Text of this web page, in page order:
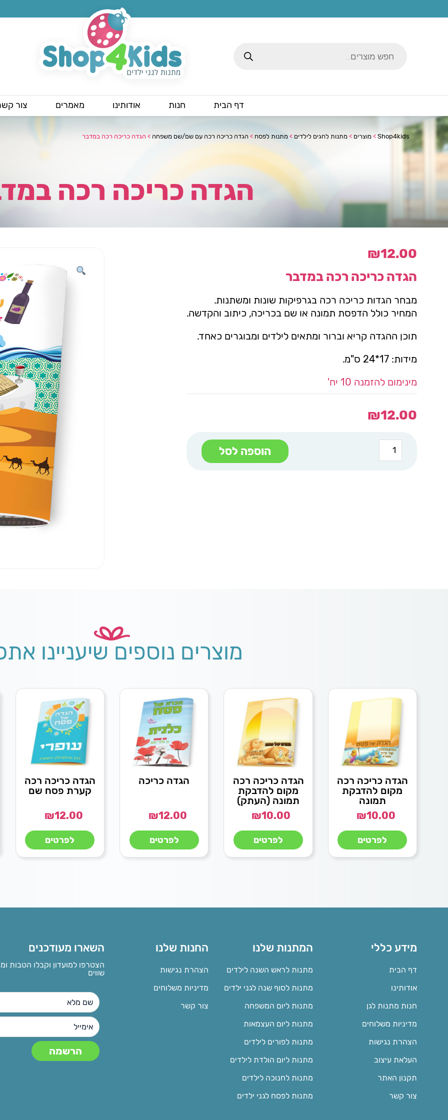
search
דף הבית חנות אודותינו מאמרים צור
Shop4kids
> מוצרים > מתנות לחגים לילדים > מתנות לפסח > הגדה כריכה רכה עם שם/שם משפחה > הגדה כריכה רכה במדבר
הגדה כריכה רכה
₪12.00
הגדה כריכה רכה במדבר
מבחר הגדות כריכה רכה בגרפיקות שונות ומשתנות.
המחיר כולל הדפסת תמונה או שם בכריכה, כיתוב והקדשה.
תוכן ההגדה קריא וברור ומתאים לילדים ומבוגרים כאחד.
מידות: 17*24 ס"מ.
מינימום להזמנה 10 יח'
₪12.00
כמות
של
הגדה
הוספה לסל
מוצרים נוספים שיעניינו
הגדה כריכה רכה
מקום להדבקת
תמונה
₪10.00
לפרטים
הגדה כריכה רכה
מקום להדבקת
תמונה (העתק)
₪10.00
לפרטים
הגדה כריכה
₪12.00
לפרטים
הגדה כריכה רכה
קערת פסח שם
₪12.00
לפרטים
מידע כללי
דף הבית
אודותינו
חנות מתנות לגן
מדיניות משלוחים
הצהרת נגישות
העלאת עיצוב
תקנון האתר
צור קשר
המתנות שלנו
מתנות לראש השנה לילדים
מתנות לסוף שנה לגני ילדים
מתנות ליום המשפחה
מתנות ליום העצמאות
מתנות לפורים לילדים
מתנות ליום הולדת לילדים
מתנות לחנוכה לילדים
מתנות לפסח לגני ילדים
החנות שלנו
הצהרת נגישות
מדיניות משלוחים
צור קשר
השארו מעודכנים
הצטרפו למועדון וקבלו הטבות
שווים